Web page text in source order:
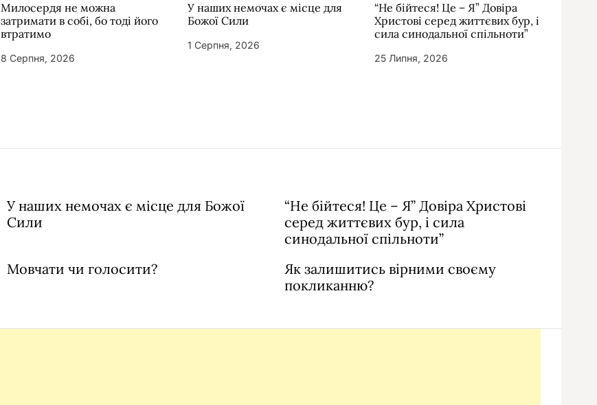
Милосердя не можна
затримати в собі, бо тоді його
втратимо
8 Серпня, 2026
У наших немочах є місце для
Божої Сили
1 Серпня, 2026
“Не бійтеся! Це – Я” Довіра
Христові серед життєвих бур, і
сила синодальної спільноти”
25 Липня, 2026
У наших немочах є місце для Божої
Сили
“Не бійтеся! Це – Я” Довіра Христові
серед життєвих бур, і сила
синодальної спільноти”
Мовчати чи голосити?
Як залишитись вірними своєму
покликанню?